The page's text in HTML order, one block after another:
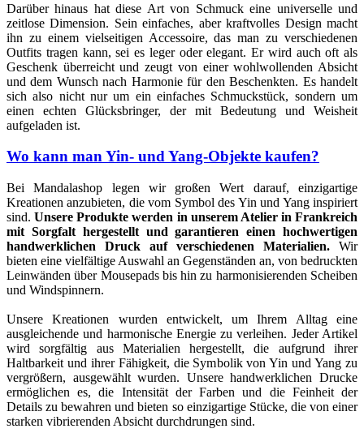
Darüber hinaus hat diese Art von Schmuck eine universelle und
zeitlose Dimension. Sein einfaches, aber kraftvolles Design macht
ihn zu einem vielseitigen Accessoire, das man zu verschiedenen
Outfits tragen kann, sei es leger oder elegant. Er wird auch oft als
Geschenk überreicht und zeugt von einer wohlwollenden Absicht
und dem Wunsch nach Harmonie für den Beschenkten. Es handelt
sich also nicht nur um ein einfaches Schmuckstück, sondern um
einen echten Glücksbringer, der mit Bedeutung und Weisheit
aufgeladen ist.
Wo kann man Yin- und Yang-Objekte kaufen?
Bei Mandalashop legen wir großen Wert darauf, einzigartige
Kreationen anzubieten, die vom Symbol des Yin und Yang inspiriert
sind.Unsere Produkte werden in unserem Atelier in Frankreich
mit Sorgfalt hergestellt und garantieren einen hochwertigen
handwerklichen Druck auf verschiedenen Materialien. Wir
bieten eine vielfältige Auswahl an Gegenständen an, von bedruckten
Leinwänden über Mousepads bis hin zu harmonisierenden Scheiben
und Windspinnern.
Unsere Kreationen wurden entwickelt, um Ihrem Alltag eine
ausgleichende und harmonische Energie zu verleihen. Jeder Artikel
wird sorgfältig aus Materialien hergestellt, die aufgrund ihrer
Haltbarkeit und ihrer Fähigkeit, die Symbolik von Yin und Yang zu
vergrößern, ausgewählt wurden. Unsere handwerklichen Drucke
ermöglichen es, die Intensität der Farben und die Feinheit der
Details zu bewahren und bieten so einzigartige Stücke, die von einer
starken vibrierenden Absicht durchdrungen sind.